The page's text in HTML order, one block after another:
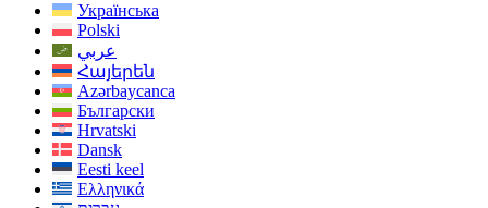
Українська
Polski
عربي
Հայերեն
Azərbaycanca
Български
Hrvatski
Dansk
Eesti keel
Ελληνικά